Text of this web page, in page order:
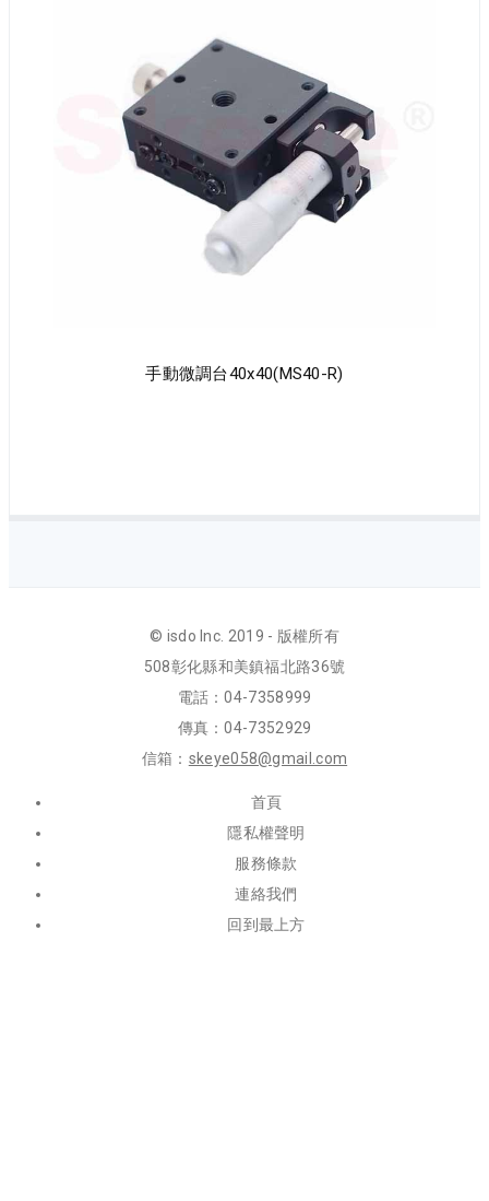
手動微調台40x40(MS40-R)
© isdo Inc. 2019 - 版權所有
508彰化縣和美鎮福北路36號
電話：04-7358999
傳真：04-7352929
信箱： skeye058@gmail.com
首頁
隱私權聲明
服務條款
連絡我們
回到最上方